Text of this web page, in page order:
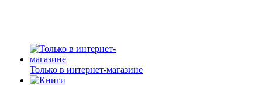
Только в интернет-магазине